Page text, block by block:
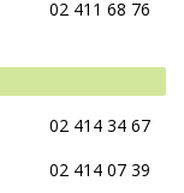
02 411 68 76
02 414 34 67
02 414 07 39